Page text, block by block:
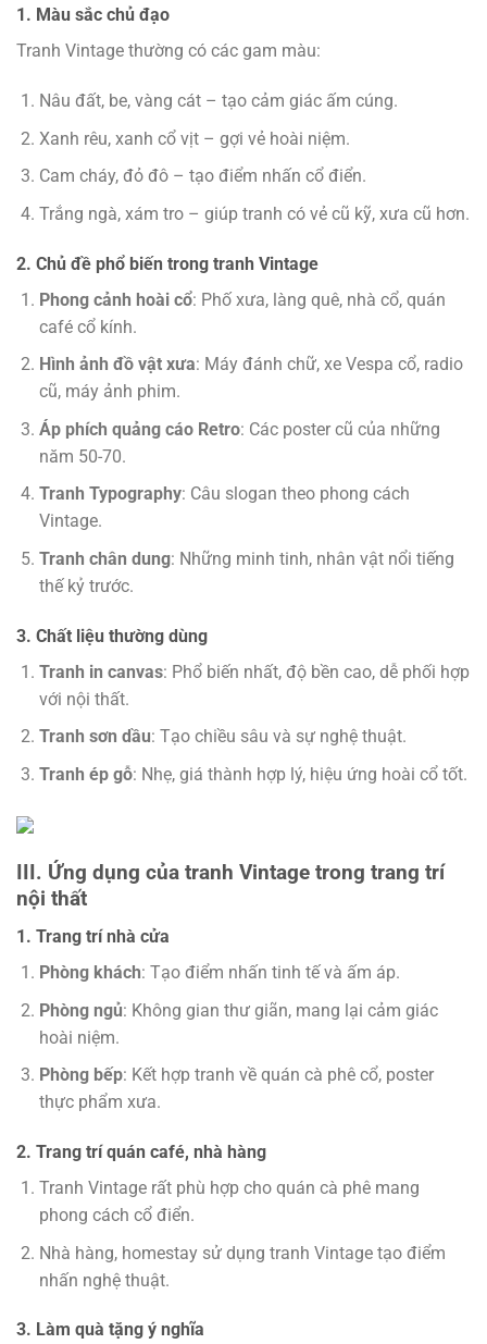
1. Màu sắc chủ đạo
Tranh Vintage thường có các gam màu:
Nâu đất, be, vàng cát – tạo cảm giác ấm cúng.
Xanh rêu, xanh cổ vịt – gợi vẻ hoài niệm.
Cam cháy, đỏ đô – tạo điểm nhấn cổ điển.
Trắng ngà, xám tro – giúp tranh có vẻ cũ kỹ, xưa cũ hơn.
2. Chủ đề phổ biến trong tranh Vintage
Phong cảnh hoài cổ: Phố xưa, làng quê, nhà cổ, quán
café cổ kính.
Hình ảnh đồ vật xưa: Máy đánh chữ, xe Vespa cổ, radio
cũ, máy ảnh phim.
Áp phích quảng cáo Retro: Các poster cũ của những
năm 50-70.
Tranh Typography: Câu slogan theo phong cách
Vintage.
Tranh chân dung: Những minh tinh, nhân vật nổi tiếng
thế kỷ trước.
3. Chất liệu thường dùng
Tranh in canvas: Phổ biến nhất, độ bền cao, dễ phối hợp
với nội thất.
Tranh sơn dầu: Tạo chiều sâu và sự nghệ thuật.
Tranh ép gỗ: Nhẹ, giá thành hợp lý, hiệu ứng hoài cổ tốt.
III. Ứng dụng của tranh Vintage trong trang trí
nội thất
1. Trang trí nhà cửa
Phòng khách: Tạo điểm nhấn tinh tế và ấm áp.
Phòng ngủ: Không gian thư giãn, mang lại cảm giác
hoài niệm.
Phòng bếp: Kết hợp tranh về quán cà phê cổ, poster
thực phẩm xưa.
2. Trang trí quán café, nhà hàng
Tranh Vintage rất phù hợp cho quán cà phê mang
phong cách cổ điển.
Nhà hàng, homestay sử dụng tranh Vintage tạo điểm
nhấn nghệ thuật.
3. Làm quà tặng ý nghĩa